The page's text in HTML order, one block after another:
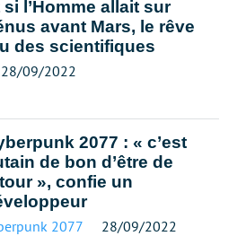
si l’Homme allait sur
avant Mars, le rêve
des scientifiques
28/09/2022
2077 : « c’est
de bon d’être de
», confie un
2077 28/09/2022